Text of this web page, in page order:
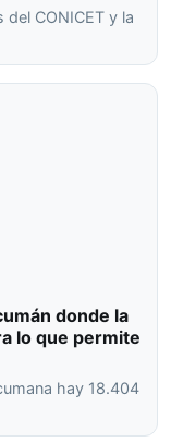
CONICET y la
donde la
lo que permite
hay 18.404